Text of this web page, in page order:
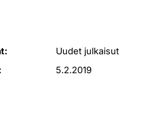
Uudet julkaisut
5.2.2019